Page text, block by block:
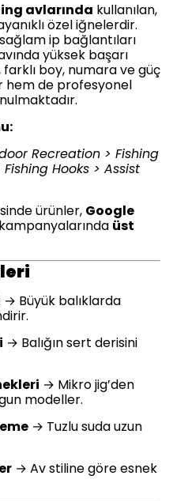
avlarında kullanılan,
özel iğnelerdir.
ip bağlantıları
yüksek başarı
farklı boy, numara ve güç
hem de profesyonel
Recreation > Fishing
Hooks > Assist
ürünler, Google
kampanyalarında üst
→ Büyük balıklarda
→ Balığın sert derisini
→ Mikro jig’den
modeller.
→ Tuzlu suda uzun
→ Av stiline göre esnek